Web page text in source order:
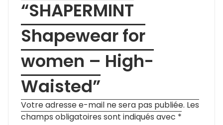
Avis
Il n’y a pas encore d’avis.
Soyez le premier à